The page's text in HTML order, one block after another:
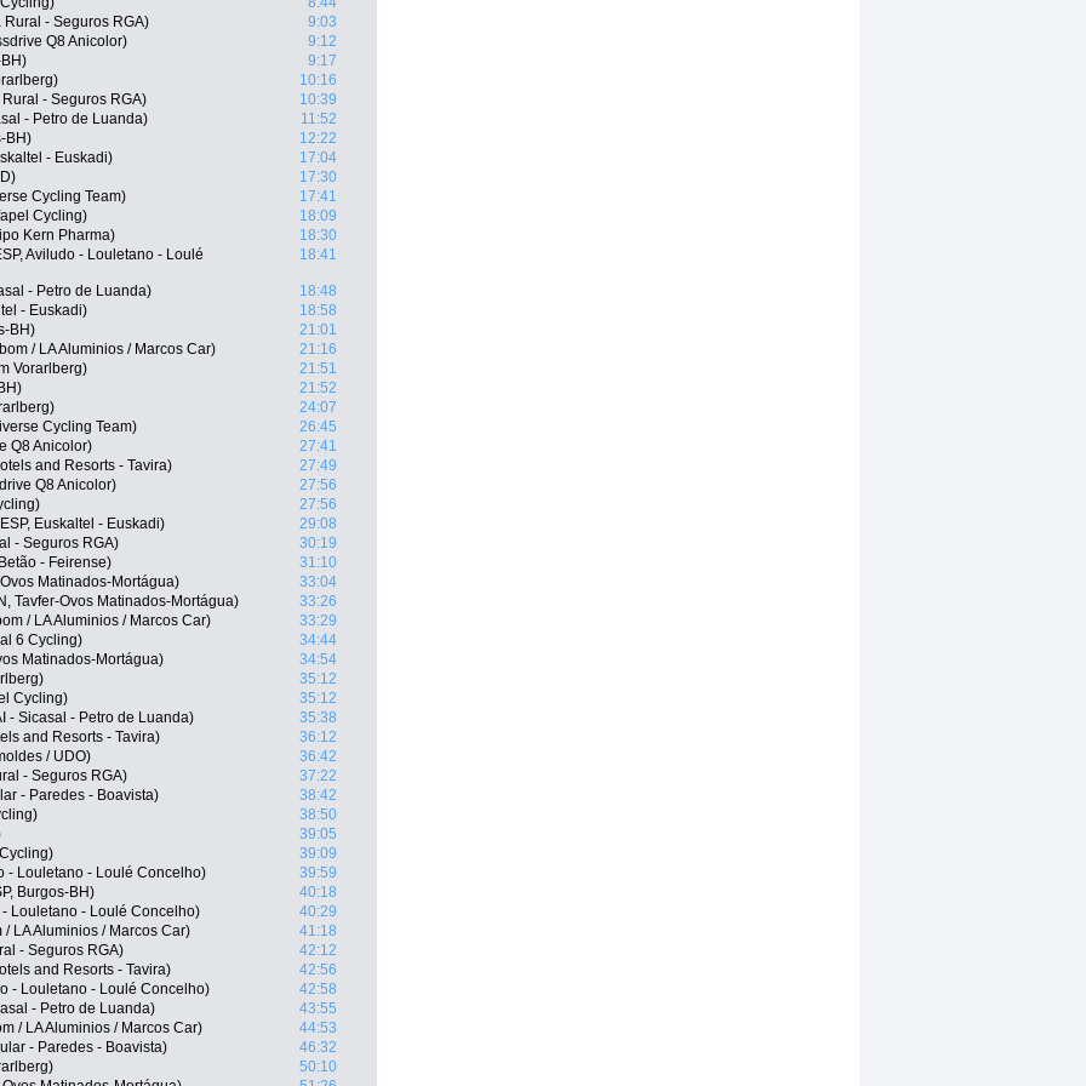
Rural - Seguros RGA)
9:03
Q8 Anicolor)
9:12
9:17
10:16
- Seguros RGA)
10:39
- Petro de Luanda)
11:52
BH)
12:22
- Euskadi)
17:04
17:30
Cycling Team)
17:41
Cycling)
18:09
Kern Pharma)
18:30
Aviludo - Louletano - Loulé
18:41
- Petro de Luanda)
18:48
- Euskadi)
18:58
BH)
21:01
/ LA Aluminios / Marcos Car)
21:16
Vorarlberg)
21:51
21:52
24:07
Cycling Team)
26:45
Q8 Anicolor)
27:41
and Resorts - Tavira)
27:49
Q8 Anicolor)
27:56
27:56
Euskaltel - Euskadi)
29:08
- Seguros RGA)
30:19
- Feirense)
31:10
Matinados-Mortágua)
33:04
Tavfer-Ovos Matinados-Mortágua)
33:26
/ LA Aluminios / Marcos Car)
33:29
6 Cycling)
34:44
Matinados-Mortágua)
34:54
35:12
Cycling)
35:12
- Sicasal - Petro de Luanda)
35:38
and Resorts - Tavira)
36:12
/ UDO)
36:42
- Seguros RGA)
37:22
- Paredes - Boavista)
38:42
38:50
39:05
39:09
- Louletano - Loulé Concelho)
39:59
Burgos-BH)
40:18
Louletano - Loulé Concelho)
40:29
LA Aluminios / Marcos Car)
41:18
- Seguros RGA)
42:12
and Resorts - Tavira)
42:56
- Louletano - Loulé Concelho)
42:58
- Petro de Luanda)
43:55
/ LA Aluminios / Marcos Car)
44:53
- Paredes - Boavista)
46:32
50:10